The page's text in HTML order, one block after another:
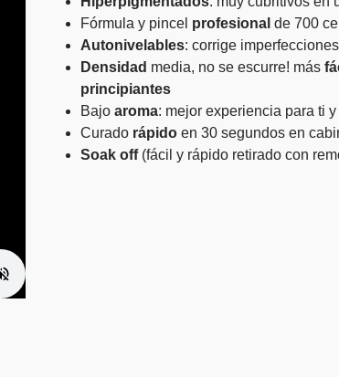
Fórmula y pincel profesional de 700
Autonivelables: corrige
Densidad media, no se escurre! más
principiantes
Bajo aroma: mejor experiencia para ti
Curado rápido en 30 segundos en
Soak off(fácil y rápido retirado con